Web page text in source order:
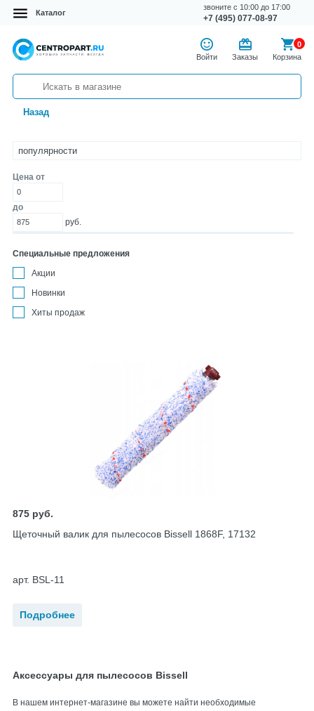
Каталог
+7 (495) 077-08-97
звоните с 10:00 до 17:00
Войти Заказы
0
Корзина
Назад
Цена от
до
руб.
Специальные предложения
Акции
Новинки
Хиты продаж
875 руб.
Щеточный валик для пылесосов Bissell 1868F, 17132
арт. BSL-11
Подробнее
Аксессуары для пылесосов Bissell
В нашем интернет-магазине вы можете найти необходимые